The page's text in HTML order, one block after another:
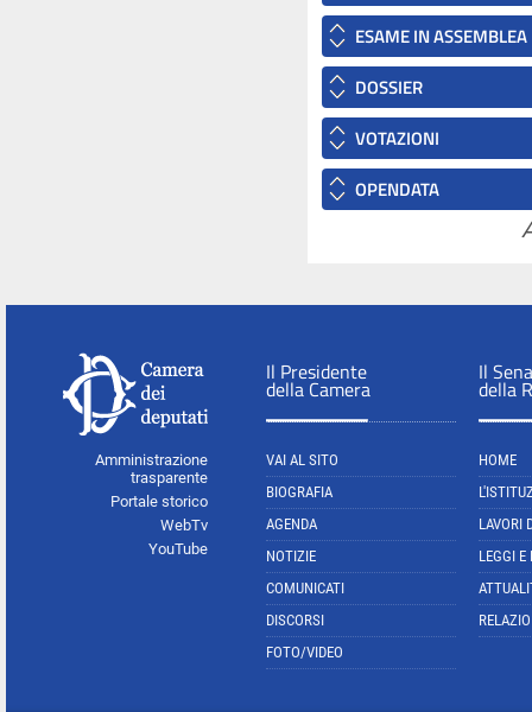
ESAME IN ASSEMBLEA
DOSSIER
VOTAZIONI
OPENDATA
Amministrazione
trasparente
Portale storico
WebTv
YouTube
Il Presidente
della Camera
VAI AL SITO
BIOGRAFIA
AGENDA
NOTIZIE
COMUNICATI
DISCORSI
FOTO/VIDEO
Il
della
HOME
LAVORI
LEGGI E